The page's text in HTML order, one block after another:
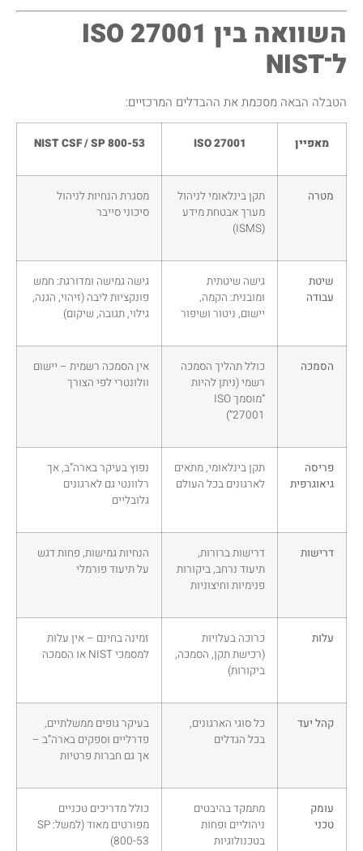
השוואה בין ISO 27001
ל־NIST
הטבלה הבאה מסכמת את ההבדלים המרכזיים:
מאפיין ISO 27001
NIST CSF / SP 800-53
מטרה
תקן בינלאומי לניהול
מערך אבטחת מידע
(ISMS)
מסגרת הנחיות לניהול
סיכוני סייבר
שיטת
עבודה
גישה שיטתית
ומובנית: הקמה,
יישום, ניטור ושיפור
גישה גמישה ומדורגת: חמש
פונקציות ליבה (זיהוי, הגנה,
גילוי, תגובה, שיקום)
הסמכה
כולל תהליך הסמכה
רשמי (ניתן להיות
“מוסמך ISO
27001”)
אין הסמכה רשמית – יישום
וולונטרי לפי הצורך
פריסה
גיאוגרפית
תקן בינלאומי, מתאים
לארגונים בכל העולם
נפוץ בעיקר בארה”ב, אך
רלוונטי גם לארגונים
גלובליים
דרישות
דרישות ברורות,
תיעוד נרחב, ביקורות
פנימיות וחיצוניות
הנחיות גמישות, פחות דגש
על תיעוד פורמלי
עלות
כרוכה בעלויות
(רכישת תקן, הסמכה,
ביקורות)
זמינה בחינם – אין עלות
למסמכי NIST או הסמכה
קהל יעד
כל סוגי הארגונים,
בכל הגדלים
בעיקר גופים ממשלתיים,
פדרליים וספקים בארה”ב –
אך גם חברות פרטיות
עומק
טכני
מתמקד בהיבטים
ניהוליים ופחות
בטכנולוגיות
כולל מדריכים טכניים
מפורטים מאוד (למשל: SP
800-53)